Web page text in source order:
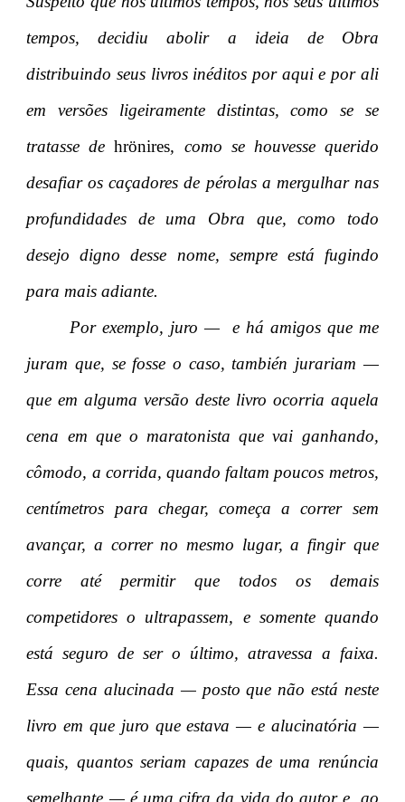
tempos, decidiu abolir a ideia de Obra
distribuindo seus livros inéditos por aqui e por ali
em versões ligeiramente distintas, como se se
tratasse dehrönires, como se houvesse querido
desafiar os caçadores de pérolas a mergulhar nas
profundidades de uma Obra que, como todo
desejo digno desse nome, sempre está fugindo
para mais adiante.
Por exemplo, juro — e há amigos que me
juram que, se fosse o caso, también jurariam —
que em alguma versão deste livro ocorria aquela
cena em que o maratonista que vai ganhando,
cômodo, a corrida, quando faltam poucos metros,
centímetros para chegar, começa a correr sem
avançar, a correr no mesmo lugar, a fingir que
corre até permitir que todos os demais
competidores o ultrapassem, e somente quando
está seguro de ser o último, atravessa a faixa.
Essa cena alucinada — posto que não está neste
livro em que juro que estava — e alucinatória —
quais, quantos seriam capazes de uma renúncia
semelhante — é uma cifra da vida do autor e, ao